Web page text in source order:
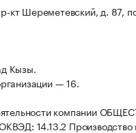
кт Шереметевский, д. 87,
Кызы.
— 16.
компании
14.13.2 Производство